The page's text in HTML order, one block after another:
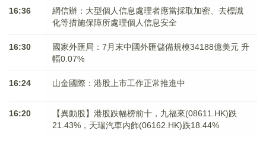
16:36
網信辦：大型個人信息處理者應當採取加密、去標識
化等措施保障所處理個人信息安全
16:30
國家外匯局：7月末中國外匯儲備規模34188億美元 升
幅0.07%
16:24 山金國際：港股上市工作正常推進中
16:20
【異動股】港股跌幅榜前十，九福來(08611.HK)跌
21.43%，天瑞汽車内飾(06162.HK)跌18.44%